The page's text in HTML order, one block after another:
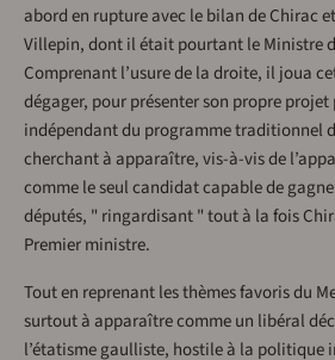
abord en rupture avec le bilan de Chirac
Villepin, dont il était pourtant le Ministre
Comprenant l’usure de la droite, il joua
dégager, pour présenter son propre
indépendant du programme traditionnel
cherchant à apparaître, vis-à-vis de
comme le seul candidat capable de
députés, " ringardisant " tout à la fois
Premier ministre.
Tout en reprenant les thèmes favoris du
surtout à apparaître comme un libéral
l’étatisme gaulliste, hostile à la politique